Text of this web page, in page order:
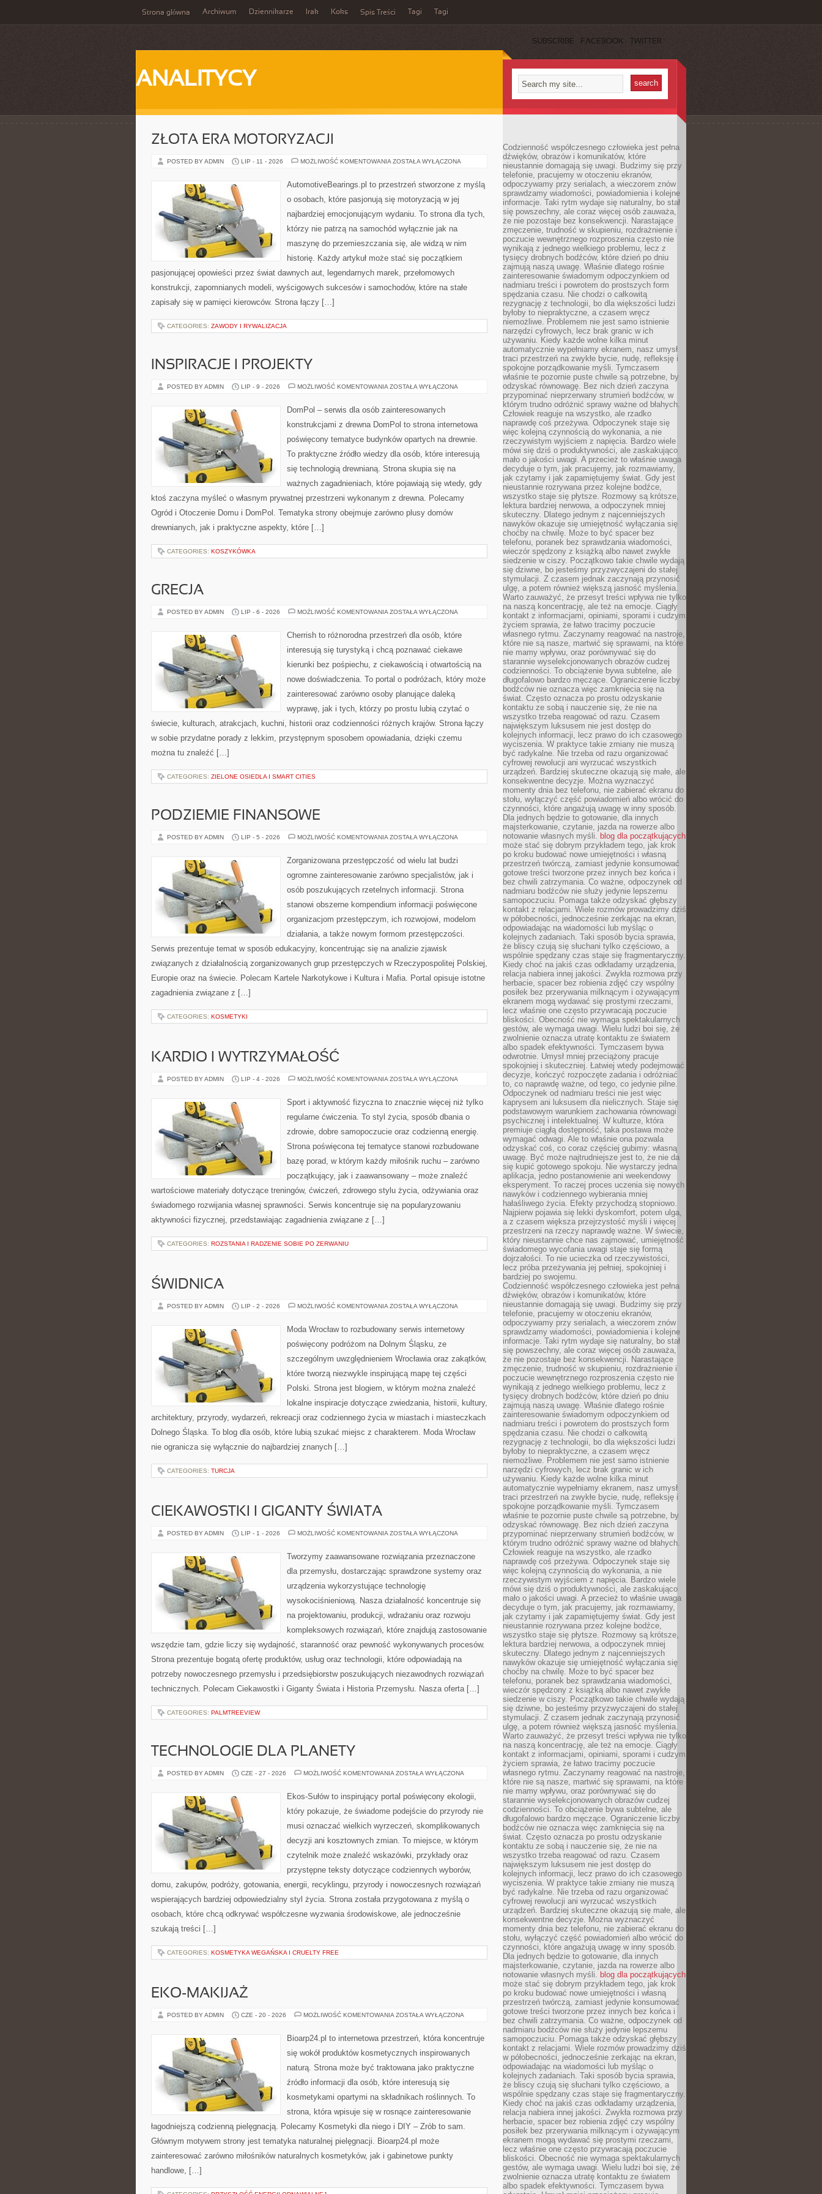
Strona główna Archiwum Dziennikarze Irak Koks Spis Treści Tagi Tagi
SUBSCRIBE FACEBOOK TWITTER
ANALITYCY
ZŁOTA ERA MOTORYZACJI
POSTED BY ADMIN LIP - 11 - 2026 MOŻLIWOŚĆ KOMENTOWANIA ZŁOTA
ZOSTAŁA WYŁĄCZONA
AutomotiveBearings.pl to przestrzeń stworzone z myślą
o osobach, które pasjonują się motoryzacją w jej
najbardziej emocjonującym wydaniu. To strona dla tych,
którzy nie patrzą na samochód wyłącznie jak na
maszynę do przemieszczania się, ale widzą w nim
historię. Każdy artykuł może stać się początkiem
pasjonującej opowieści przez świat dawnych aut, legendarnych marek, przełomowych
konstrukcji, zapomnianych modeli, wyścigowych sukcesów i samochodów, które na stałe
zapisały się w pamięci kierowców. Strona łączy […]
CATEGORIES: ZAWODY I RYWALIZACJA
INSPIRACJE I PROJEKTY
POSTED BY ADMIN LIP - 9 - 2026 MOŻLIWOŚĆ KOMENTOWANIA INSPIRACJE
ZOSTAŁA WYŁĄCZONA
DomPol – serwis dla osób zainteresowanych
konstrukcjami z drewna DomPol to strona internetowa
poświęcony tematyce budynków opartych na drewnie.
To praktyczne źródło wiedzy dla osób, które interesują
się technologią drewnianą. Strona skupia się na
ważnych zagadnieniach, które pojawiają się wtedy, gdy
ktoś zaczyna myśleć o własnym prywatnej przestrzeni wykonanym z drewna. Polecamy
Ogród i Otoczenie Domu i DomPol. Tematyka strony obejmuje zarówno plusy domów
drewnianych, jak i praktyczne aspekty, które […]
CATEGORIES: KOSZYKÓWKA
GRECJA
POSTED BY ADMIN LIP - 6 - 2026 MOŻLIWOŚĆ KOMENTOWANIA GRECJA
ZOSTAŁA WYŁĄCZONA
Cherrish to różnorodna przestrzeń dla osób, które
interesują się turystyką i chcą poznawać ciekawe
kierunki bez pośpiechu, z ciekawością i otwartością na
nowe doświadczenia. To portal o podróżach, który może
zainteresować zarówno osoby planujące daleką
wyprawę, jak i tych, którzy po prostu lubią czytać o
świecie, kulturach, atrakcjach, kuchni, historii oraz codzienności różnych krajów. Strona łączy
w sobie przydatne porady z lekkim, przystępnym sposobem opowiadania, dzięki czemu
można tu znaleźć […]
CATEGORIES: ZIELONE OSIEDLA I SMART CITIES
PODZIEMIE FINANSOWE
POSTED BY ADMIN LIP - 5 - 2026 MOŻLIWOŚĆ KOMENTOWANIA PODZIEMIE
ZOSTAŁA WYŁĄCZONA
Zorganizowana przestępczość od wielu lat budzi
ogromne zainteresowanie zarówno specjalistów, jak i
osób poszukujących rzetelnych informacji. Strona
stanowi obszerne kompendium informacji poświęcone
organizacjom przestępczym, ich rozwojowi, modelom
działania, a także nowym formom przestępczości.
Serwis prezentuje temat w sposób edukacyjny, koncentrując się na analizie zjawisk
związanych z działalnością zorganizowanych grup przestępczych w Rzeczypospolitej Polskiej,
Europie oraz na świecie. Polecam Kartele Narkotykowe i Kultura i Mafia. Portal opisuje istotne
zagadnienia związane z […]
CATEGORIES: KOSMETYKI
KARDIO I WYTRZYMAŁOŚĆ
POSTED BY ADMIN LIP - 4 - 2026 MOŻLIWOŚĆ KOMENTOWANIA KARDIO
ZOSTAŁA WYŁĄCZONA
Sport i aktywność fizyczna to znacznie więcej niż tylko
regularne ćwiczenia. To styl życia, sposób dbania o
zdrowie, dobre samopoczucie oraz codzienną energię.
Strona poświęcona tej tematyce stanowi rozbudowane
bazę porad, w którym każdy miłośnik ruchu – zarówno
początkujący, jak i zaawansowany – może znaleźć
wartościowe materiały dotyczące treningów, ćwiczeń, zdrowego stylu życia, odżywiania oraz
świadomego rozwijania własnej sprawności. Serwis koncentruje się na popularyzowaniu
aktywności fizycznej, przedstawiając zagadnienia związane z […]
CATEGORIES: ROZSTANIA I RADZENIE SOBIE PO ZERWANIU
ŚWIDNICA
POSTED BY ADMIN LIP - 2 - 2026 MOŻLIWOŚĆ KOMENTOWANIA ŚWIDNICA
ZOSTAŁA WYŁĄCZONA
Moda Wrocław to rozbudowany serwis internetowy
poświęcony podróżom na Dolnym Śląsku, ze
szczególnym uwzględnieniem Wrocławia oraz zakątków,
które tworzą niezwykle inspirującą mapę tej części
Polski. Strona jest blogiem, w którym można znaleźć
lokalne inspiracje dotyczące zwiedzania, historii, kultury,
architektury, przyrody, wydarzeń, rekreacji oraz codziennego życia w miastach i miasteczkach
Dolnego Śląska. To blog dla osób, które lubią szukać miejsc z charakterem. Moda Wrocław
nie ogranicza się wyłącznie do najbardziej znanych […]
CATEGORIES: TURCJA
CIEKAWOSTKI I GIGANTY ŚWIATA
POSTED BY ADMIN LIP - 1 - 2026 MOŻLIWOŚĆ KOMENTOWANIA CIEKAWOSTKI
ŚWIATA
ZOSTAŁA WYŁĄCZONA
Tworzymy zaawansowane rozwiązania przeznaczone
dla przemysłu, dostarczając sprawdzone systemy oraz
urządzenia wykorzystujące technologię
wysokociśnieniową. Nasza działalność koncentruje się
na projektowaniu, produkcji, wdrażaniu oraz rozwoju
kompleksowych rozwiązań, które znajdują zastosowanie
wszędzie tam, gdzie liczy się wydajność, staranność oraz pewność wykonywanych procesów.
Strona prezentuje bogatą ofertę produktów, usług oraz technologii, które odpowiadają na
potrzeby nowoczesnego przemysłu i przedsiębiorstw poszukujących niezawodnych rozwiązań
technicznych. Polecam Ciekawostki i Giganty Świata i Historia Przemysłu. Nasza oferta […]
CATEGORIES: PALMTREEVIEW
TECHNOLOGIE DLA PLANETY
POSTED BY ADMIN CZE - 27 - 2026 MOŻLIWOŚĆ KOMENTOWANIA TECHNOLOGIE
ZOSTAŁA WYŁĄCZONA
Ekos-Sułów to inspirujący portal poświęcony ekologii,
który pokazuje, że świadome podejście do przyrody nie
musi oznaczać wielkich wyrzeczeń, skomplikowanych
decyzji ani kosztownych zmian. To miejsce, w którym
czytelnik może znaleźć wskazówki, przykłady oraz
przystępne teksty dotyczące codziennych wyborów,
domu, zakupów, podróży, gotowania, energii, recyklingu, przyrody i nowoczesnych rozwiązań
wspierających bardziej odpowiedzialny styl życia. Strona została przygotowana z myślą o
osobach, które chcą odkrywać współczesne wyzwania środowiskowe, ale jednocześnie
szukają treści […]
CATEGORIES: KOSMETYKA WEGAŃSKA I CRUELTY FREE
EKO-MAKIJAŻ
POSTED BY ADMIN CZE - 20 - 2026 MOŻLIWOŚĆ KOMENTOWANIA EKO-
ZOSTAŁA WYŁĄCZONA
Bioarp24.pl to internetowa przestrzeń, która koncentruje
się wokół produktów kosmetycznych inspirowanych
naturą. Strona może być traktowana jako praktyczne
źródło informacji dla osób, które interesują się
kosmetykami opartymi na składnikach roślinnych. To
strona, która wpisuje się w rosnące zainteresowanie
łagodniejszą codzienną pielęgnacją. Polecamy Kosmetyki dla niego i DIY – Zrób to sam.
Głównym motywem strony jest tematyka naturalnej pielęgnacji. Bioarp24.pl może
zainteresować zarówno miłośników naturalnych kosmetyków, jak i gabinetowe punkty
handlowe, […]
Codzienność współczesnego człowieka jest pełna
dźwięków, obrazów i komunikatów, które
nieustannie domagają się uwagi. Budzimy się przy
telefonie, pracujemy w otoczeniu ekranów,
odpoczywamy przy serialach, a wieczorem znów
sprawdzamy wiadomości, powiadomienia i kolejne
informacje. Taki rytm wydaje się naturalny, bo stał
się powszechny, ale coraz więcej osób zauważa,
że nie pozostaje bez konsekwencji. Narastające
zmęczenie, trudność w skupieniu, rozdrażnienie i
poczucie wewnętrznego rozproszenia często nie
wynikają z jednego wielkiego problemu, lecz z
tysięcy drobnych bodźców, które dzień po dniu
zajmują naszą uwagę. Właśnie dlatego rośnie
zainteresowanie świadomym odpoczynkiem od
nadmiaru treści i powrotem do prostszych form
spędzania czasu. Nie chodzi o całkowitą
rezygnację z technologii, bo dla większości ludzi
byłoby to niepraktyczne, a czasem wręcz
niemożliwe. Problemem nie jest samo istnienie
narzędzi cyfrowych, lecz brak granic w ich
używaniu. Kiedy każde wolne kilka minut
automatycznie wypełniamy ekranem, nasz umysł
traci przestrzeń na zwykłe bycie, nudę, refleksję i
spokojne porządkowanie myśli. Tymczasem
właśnie te pozornie puste chwile są potrzebne, by
odzyskać równowagę. Bez nich dzień zaczyna
przypominać nieprzerwany strumień bodźców, w
którym trudno odróżnić sprawy ważne od błahych.
Człowiek reaguje na wszystko, ale rzadko
naprawdę coś przeżywa. Odpoczynek staje się
więc kolejną czynnością do wykonania, a nie
rzeczywistym wyjściem z napięcia. Bardzo wiele
mówi się dziś o produktywności, ale zaskakująco
mało o jakości uwagi. A przecież to właśnie uwaga
decyduje o tym, jak pracujemy, jak rozmawiamy,
jak czytamy i jak zapamiętujemy świat. Gdy jest
nieustannie rozrywana przez kolejne bodźce,
wszystko staje się płytsze. Rozmowy są krótsze,
lektura bardziej nerwowa, a odpoczynek mniej
skuteczny. Dlatego jednym z najcenniejszych
nawyków okazuje się umiejętność wyłączania się
choćby na chwilę. Może to być spacer bez
telefonu, poranek bez sprawdzania wiadomości,
wieczór spędzony z książką albo nawet zwykłe
siedzenie w ciszy. Początkowo takie chwile wydają
się dziwne, bo jesteśmy przyzwyczajeni do stałej
stymulacji. Z czasem jednak zaczynają przynosić
ulgę, a potem również większą jasność myślenia.
Warto zauważyć, że przesyt treści wpływa nie tylko
na naszą koncentrację, ale też na emocje. Ciągły
kontakt z informacjami, opiniami, sporami i cudzym
życiem sprawia, że łatwo tracimy poczucie
własnego rytmu. Zaczynamy reagować na nastroje,
które nie są nasze, martwić się sprawami, na które
nie mamy wpływu, oraz porównywać się do
starannie wyselekcjonowanych obrazów cudzej
codzienności. To obciążenie bywa subtelne, ale
długofalowo bardzo męczące. Ograniczenie liczby
bodźców nie oznacza więc zamknięcia się na
świat. Często oznacza po prostu odzyskanie
kontaktu ze sobą i nauczenie się, że nie na
wszystko trzeba reagować od razu. Czasem
największym luksusem nie jest dostęp do
kolejnych informacji, lecz prawo do ich czasowego
wyciszenia. W praktyce takie zmiany nie muszą
być radykalne. Nie trzeba od razu organizować
cyfrowej rewolucji ani wyrzucać wszystkich
urządzeń. Bardziej skuteczne okazują się małe, ale
konsekwentne decyzje. Można wyznaczyć
momenty dnia bez telefonu, nie zabierać ekranu do
stołu, wyłączyć część powiadomień albo wrócić do
czynności, które angażują uwagę w inny sposób.
Dla jednych będzie to gotowanie, dla innych
majsterkowanie, czytanie, jazda na rowerze albo
notowanie własnych myśli. blog dla początkujących
może stać się dobrym przykładem tego, jak krok
po kroku budować nowe umiejętności i własną
przestrzeń twórczą, zamiast jedynie konsumować
gotowe treści tworzone przez innych bez końca i
bez chwili zatrzymania. Co ważne, odpoczynek od
nadmiaru bodźców nie służy jedynie lepszemu
samopoczuciu. Pomaga także odzyskać głębszy
kontakt z relacjami. Wiele rozmów prowadzimy dziś
w półobecności, jednocześnie zerkając na ekran,
odpowiadając na wiadomości lub myśląc o
kolejnych zadaniach. Taki sposób bycia sprawia,
że bliscy czują się słuchani tylko częściowo, a
wspólnie spędzany czas staje się fragmentaryczny.
Kiedy choć na jakiś czas odkładamy urządzenia,
relacja nabiera innej jakości. Zwykła rozmowa przy
herbacie, spacer bez robienia zdjęć czy wspólny
posiłek bez przerywania milknącym i ożywającym
ekranem mogą wydawać się prostymi rzeczami,
lecz właśnie one często przywracają poczucie
bliskości. Obecność nie wymaga spektakularnych
gestów, ale wymaga uwagi. Wielu ludzi boi się, że
zwolnienie oznacza utratę kontaktu ze światem
albo spadek efektywności. Tymczasem bywa
odwrotnie. Umysł mniej przeciążony pracuje
spokojniej i skuteczniej. Łatwiej wtedy podejmować
decyzje, kończyć rozpoczęte zadania i odróżniać
to, co naprawdę ważne, od tego, co jedynie pilne.
Odpoczynek od nadmiaru treści nie jest więc
kaprysem ani luksusem dla nielicznych. Staje się
podstawowym warunkiem zachowania równowagi
psychicznej i intelektualnej. W kulturze, która
premiuje ciągłą dostępność, taka postawa może
wymagać odwagi. Ale to właśnie ona pozwala
odzyskać coś, co coraz częściej gubimy: własną
uwagę. Być może najtrudniejsze jest to, że nie da
się kupić gotowego spokoju. Nie wystarczy jedna
aplikacja, jedno postanowienie ani weekendowy
eksperyment. To raczej proces uczenia się nowych
nawyków i codziennego wybierania mniej
hałaśliwego życia. Efekty przychodzą stopniowo.
Najpierw pojawia się lekki dyskomfort, potem ulga,
a z czasem większa przejrzystość myśli i więcej
przestrzeni na rzeczy naprawdę ważne. W świecie,
który nieustannie chce nas zajmować, umiejętność
świadomego wycofania uwagi staje się formą
dojrzałości. To nie ucieczka od rzeczywistości,
lecz próba przeżywania jej pełniej, spokojniej i
bardziej po swojemu.
Codzienność współczesnego człowieka jest pełna
dźwięków, obrazów i komunikatów, które
nieustannie domagają się uwagi. Budzimy się przy
telefonie, pracujemy w otoczeniu ekranów,
odpoczywamy przy serialach, a wieczorem znów
sprawdzamy wiadomości, powiadomienia i kolejne
informacje. Taki rytm wydaje się naturalny, bo stał
się powszechny, ale coraz więcej osób zauważa,
że nie pozostaje bez konsekwencji. Narastające
zmęczenie, trudność w skupieniu, rozdrażnienie i
poczucie wewnętrznego rozproszenia często nie
wynikają z jednego wielkiego problemu, lecz z
tysięcy drobnych bodźców, które dzień po dniu
zajmują naszą uwagę. Właśnie dlatego rośnie
zainteresowanie świadomym odpoczynkiem od
nadmiaru treści i powrotem do prostszych form
spędzania czasu. Nie chodzi o całkowitą
rezygnację z technologii, bo dla większości ludzi
byłoby to niepraktyczne, a czasem wręcz
niemożliwe. Problemem nie jest samo istnienie
narzędzi cyfrowych, lecz brak granic w ich
używaniu. Kiedy każde wolne kilka minut
automatycznie wypełniamy ekranem, nasz umysł
traci przestrzeń na zwykłe bycie, nudę, refleksję i
spokojne porządkowanie myśli. Tymczasem
właśnie te pozornie puste chwile są potrzebne, by
odzyskać równowagę. Bez nich dzień zaczyna
przypominać nieprzerwany strumień bodźców, w
którym trudno odróżnić sprawy ważne od błahych.
Człowiek reaguje na wszystko, ale rzadko
naprawdę coś przeżywa. Odpoczynek staje się
więc kolejną czynnością do wykonania, a nie
rzeczywistym wyjściem z napięcia. Bardzo wiele
mówi się dziś o produktywności, ale zaskakująco
mało o jakości uwagi. A przecież to właśnie uwaga
decyduje o tym, jak pracujemy, jak rozmawiamy,
jak czytamy i jak zapamiętujemy świat. Gdy jest
nieustannie rozrywana przez kolejne bodźce,
wszystko staje się płytsze. Rozmowy są krótsze,
lektura bardziej nerwowa, a odpoczynek mniej
skuteczny. Dlatego jednym z najcenniejszych
nawyków okazuje się umiejętność wyłączania się
choćby na chwilę. Może to być spacer bez
telefonu, poranek bez sprawdzania wiadomości,
wieczór spędzony z książką albo nawet zwykłe
siedzenie w ciszy. Początkowo takie chwile wydają
się dziwne, bo jesteśmy przyzwyczajeni do stałej
stymulacji. Z czasem jednak zaczynają przynosić
ulgę, a potem również większą jasność myślenia.
Warto zauważyć, że przesyt treści wpływa nie tylko
na naszą koncentrację, ale też na emocje. Ciągły
kontakt z informacjami, opiniami, sporami i cudzym
życiem sprawia, że łatwo tracimy poczucie
własnego rytmu. Zaczynamy reagować na nastroje,
które nie są nasze, martwić się sprawami, na które
nie mamy wpływu, oraz porównywać się do
starannie wyselekcjonowanych obrazów cudzej
codzienności. To obciążenie bywa subtelne, ale
długofalowo bardzo męczące. Ograniczenie liczby
bodźców nie oznacza więc zamknięcia się na
świat. Często oznacza po prostu odzyskanie
kontaktu ze sobą i nauczenie się, że nie na
wszystko trzeba reagować od razu. Czasem
największym luksusem nie jest dostęp do
kolejnych informacji, lecz prawo do ich czasowego
wyciszenia. W praktyce takie zmiany nie muszą
być radykalne. Nie trzeba od razu organizować
cyfrowej rewolucji ani wyrzucać wszystkich
urządzeń. Bardziej skuteczne okazują się małe, ale
konsekwentne decyzje. Można wyznaczyć
momenty dnia bez telefonu, nie zabierać ekranu do
stołu, wyłączyć część powiadomień albo wrócić do
czynności, które angażują uwagę w inny sposób.
Dla jednych będzie to gotowanie, dla innych
majsterkowanie, czytanie, jazda na rowerze albo
notowanie własnych myśli. blog dla początkujących
może stać się dobrym przykładem tego, jak krok
po kroku budować nowe umiejętności i własną
przestrzeń twórczą, zamiast jedynie konsumować
gotowe treści tworzone przez innych bez końca i
bez chwili zatrzymania. Co ważne, odpoczynek od
nadmiaru bodźców nie służy jedynie lepszemu
samopoczuciu. Pomaga także odzyskać głębszy
kontakt z relacjami. Wiele rozmów prowadzimy dziś
w półobecności, jednocześnie zerkając na ekran,
odpowiadając na wiadomości lub myśląc o
kolejnych zadaniach. Taki sposób bycia sprawia,
że bliscy czują się słuchani tylko częściowo, a
wspólnie spędzany czas staje się fragmentaryczny.
Kiedy choć na jakiś czas odkładamy urządzenia,
relacja nabiera innej jakości. Zwykła rozmowa przy
herbacie, spacer bez robienia zdjęć czy wspólny
posiłek bez przerywania milknącym i ożywającym
ekranem mogą wydawać się prostymi rzeczami,
lecz właśnie one często przywracają poczucie
bliskości. Obecność nie wymaga spektakularnych
gestów, ale wymaga uwagi. Wielu ludzi boi się, że
zwolnienie oznacza utratę kontaktu ze światem
albo spadek efektywności. Tymczasem bywa